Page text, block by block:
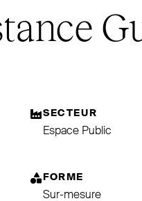
SECTEUR
Espace Public
FORME
Sur-mesure